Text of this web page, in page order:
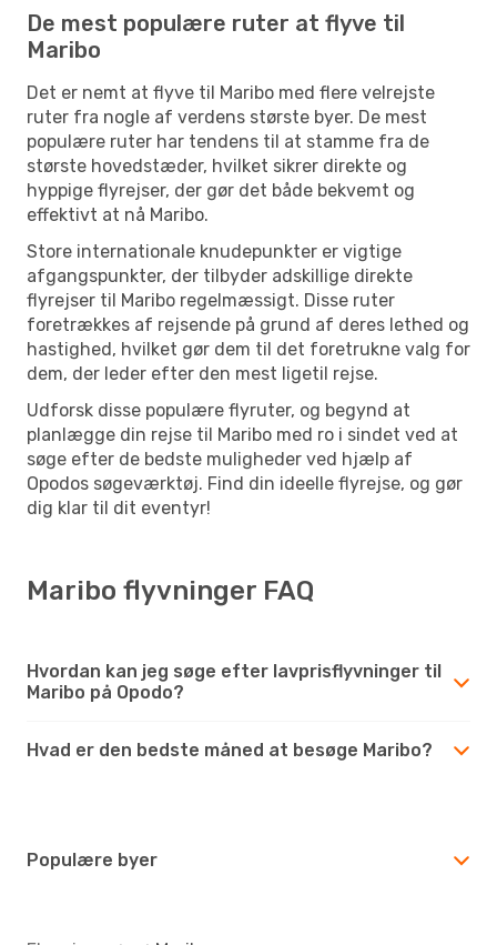
De mest populære ruter at flyve til
Maribo
Det er nemt at flyve til Maribo med flere velrejste
ruter fra nogle af verdens største byer. De mest
populære ruter har tendens til at stamme fra de
største hovedstæder, hvilket sikrer direkte og
hyppige flyrejser, der gør det både bekvemt og
effektivt at nå Maribo.
Store internationale knudepunkter er vigtige
afgangspunkter, der tilbyder adskillige direkte
flyrejser til Maribo regelmæssigt. Disse ruter
foretrækkes af rejsende på grund af deres lethed og
hastighed, hvilket gør dem til det foretrukne valg for
dem, der leder efter den mest ligetil rejse.
Udforsk disse populære flyruter, og begynd at
planlægge din rejse til Maribo med ro i sindet ved at
søge efter de bedste muligheder ved hjælp af
Opodos søgeværktøj. Find din ideelle flyrejse, og gør
dig klar til dit eventyr!
Maribo flyvninger FAQ
Hvordan kan jeg søge efter lavprisflyvninger til
Maribo på Opodo?
Hvad er den bedste måned at besøge Maribo?
Populære byer